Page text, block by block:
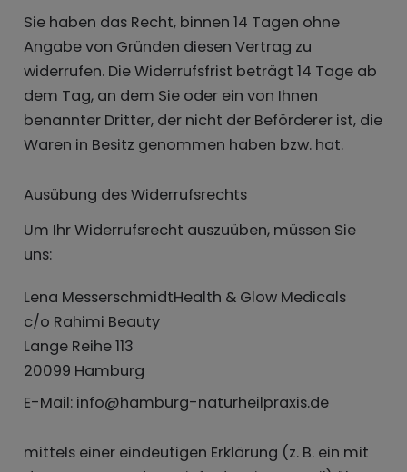
Sie haben das Recht, binnen 14 Tagen ohne
Angabe von Gründen diesen Vertrag zu
widerrufen. Die Widerrufsfrist beträgt 14 Tage ab
dem Tag, an dem Sie oder ein von Ihnen
benannter Dritter, der nicht der Beförderer ist, die
Waren in Besitz genommen haben bzw. hat.
Ausübung des Widerrufsrechts
Um Ihr Widerrufsrecht auszuüben, müssen Sie
uns:
Lena MesserschmidtHealth & Glow Medicals
c/o Rahimi Beauty
Lange Reihe 113
20099 Hamburg
E-Mail: info@hamburg-naturheilpraxis.de
mittels einer eindeutigen Erklärung (z. B. ein mit